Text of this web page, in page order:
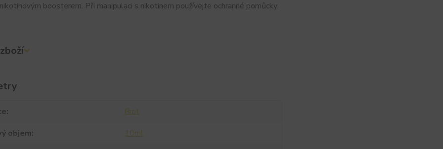
boosterem. Při manipulaci s nikotinem používejte ochranné pomůcky.
Riot
objem
10ml